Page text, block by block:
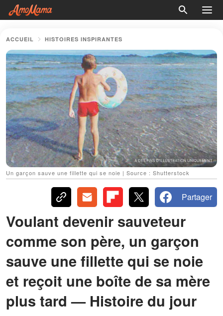
ACCUEIL HISTOIRES INSPIRANTES
Un garçon sauve une fillette qui se noie | Source : Shutterstock
Partager
Voulant devenir sauveteur
comme son père, un garçon
sauve une fillette qui se noie
et reçoit une boîte de sa mère
plus tard — Histoire du jour